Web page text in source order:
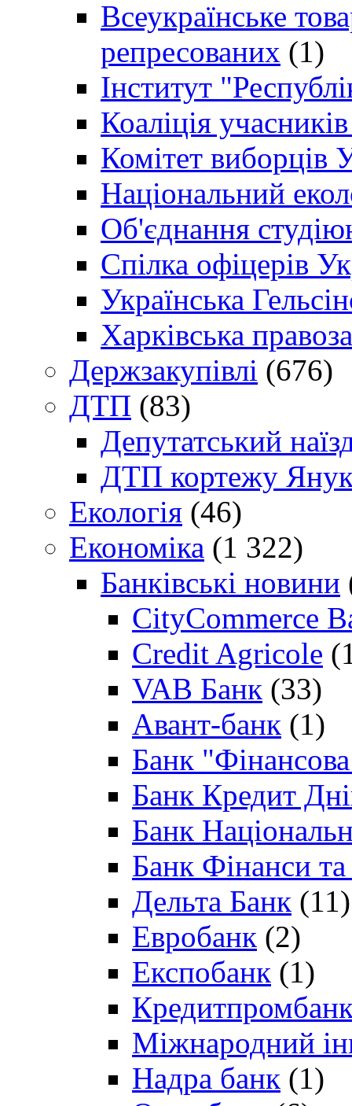
Всеукраїнське
репресованих (1)
Інститут
Коаліція
Комітет виборців
Національний
Об'єднання
Спілка офіцерів
Українська
Харківська
Держзакупівлі (676)
ДТП (83)
Депутатський
ДТП кортежу
Екологія (46)
Економіка (1 322)
Банківські новини
CityCommerce
Credit Agricole
VAB Банк (33)
Авант-банк (1)
Банк "Фінансова
Банк Кредит
Банк
Банк Фінанси
Дельта Банк (11)
Евробанк (2)
Експобанк (1)
Міжнародний
Надра банк (1)